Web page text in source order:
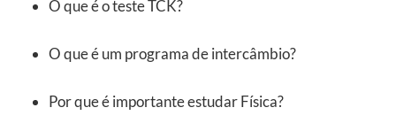
O que é o teste TCK?
O que é um programa de intercâmbio?
Por que é importante estudar Física?